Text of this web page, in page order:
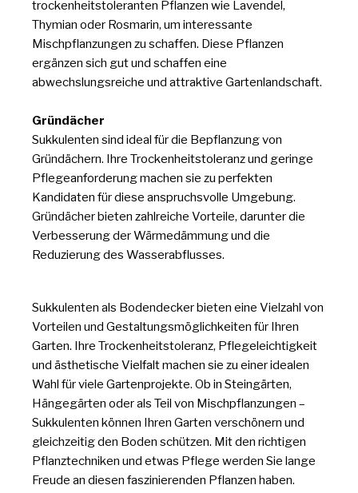
trockenheitstoleranten Pflanzen wie Lavendel,
Thymian oder Rosmarin, um interessante
Mischpflanzungen zu schaffen. Diese Pflanzen
ergänzen sich gut und schaffen eine
abwechslungsreiche und attraktive Gartenlandschaft.
Gründächer
Sukkulenten sind ideal für die Bepflanzung von
Gründächern. Ihre Trockenheitstoleranz und geringe
Pflegeanforderung machen sie zu perfekten
Kandidaten für diese anspruchsvolle Umgebung.
Gründächer bieten zahlreiche Vorteile, darunter die
Verbesserung der Wärmedämmung und die
Reduzierung des Wasserabflusses.
Sukkulenten als Bodendecker bieten eine Vielzahl von
Vorteilen und Gestaltungsmöglichkeiten für Ihren
Garten. Ihre Trockenheitstoleranz, Pflegeleichtigkeit
und ästhetische Vielfalt machen sie zu einer idealen
Wahl für viele Gartenprojekte. Ob in Steingärten,
Hängegärten oder als Teil von Mischpflanzungen –
Sukkulenten können Ihren Garten verschönern und
gleichzeitig den Boden schützen. Mit den richtigen
Pflanztechniken und etwas Pflege werden Sie lange
Freude an diesen faszinierenden Pflanzen haben.